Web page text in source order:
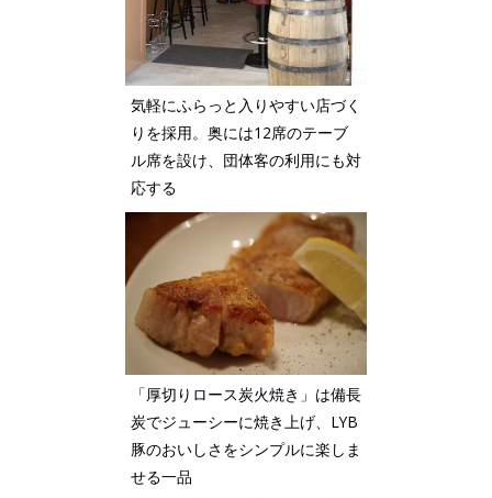
気軽にふらっと入りやすい店づく
りを採用。奥には12席のテーブ
ル席を設け、団体客の利用にも対
応する
「厚切りロース炭火焼き」は備長
炭でジューシーに焼き上げ、LYB
豚のおいしさをシンプルに楽しま
せる一品